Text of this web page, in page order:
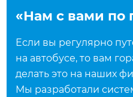
«Нам с вами по
Если вы регулярно
на автобусе, то вам
делать это на наших
Мы разработали